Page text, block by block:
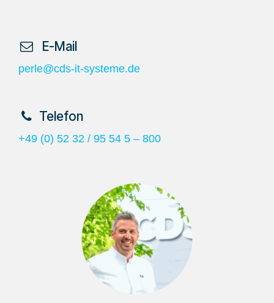
​ E-Mail
perle@cds-it-systeme.de
​Telefon
+49 (0) 52 32 / 95 54 5 – 800